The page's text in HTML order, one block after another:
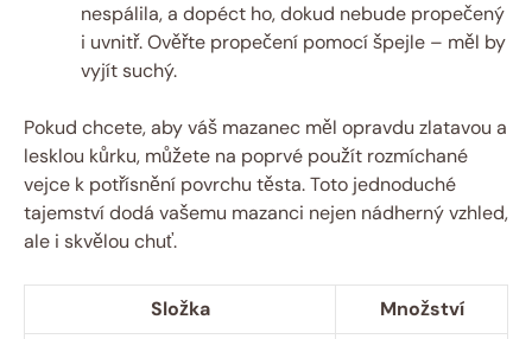
nespálila, a dopéct ho, dokud nebude propečený⁤
i uvnitř. Ověřte‌ propečení⁤ pomocí špejle – měl by
vyjít suchý.
Pokud chcete, aby‍ váš mazanec měl opravdu zlatavou a
lesklou kůrku,⁢ můžete​ na poprvé použít rozmíchané
‍vejce k potřísnění povrchu těsta. Toto jednoduché
tajemství dodá vašemu​ mazanci nejen nádherný⁢ vzhled,
ale i⁢ skvělou⁤ chuť.
Složka
Množství